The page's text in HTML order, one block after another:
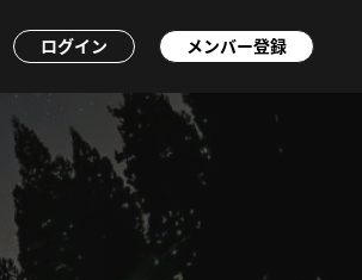
ログイン メンバー登録